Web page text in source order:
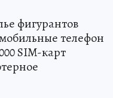
фигурантов
телефон
SIM-карт